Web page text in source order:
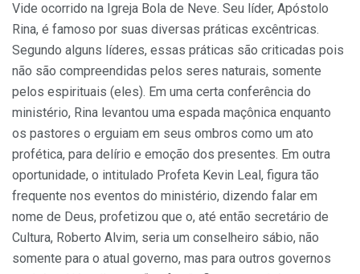
Vide ocorrido na Igreja Bola de Neve. Seu líder, Apóstolo
Rina, é famoso por suas diversas práticas excêntricas.
Segundo alguns líderes, essas práticas são criticadas pois
não são compreendidas pelos seres naturais, somente
pelos espirituais (eles). Em uma certa conferência do
ministério, Rina levantou uma espada maçônica enquanto
os pastores o erguiam em seus ombros como um ato
profética, para delírio e emoção dos presentes. Em outra
oportunidade, o intitulado Profeta Kevin Leal, figura tão
frequente nos eventos do ministério, dizendo falar em
nome de Deus, profetizou que o, até então secretário de
Cultura, Roberto Alvim, seria um conselheiro sábio, não
somente para o atual governo, mas para outros governos